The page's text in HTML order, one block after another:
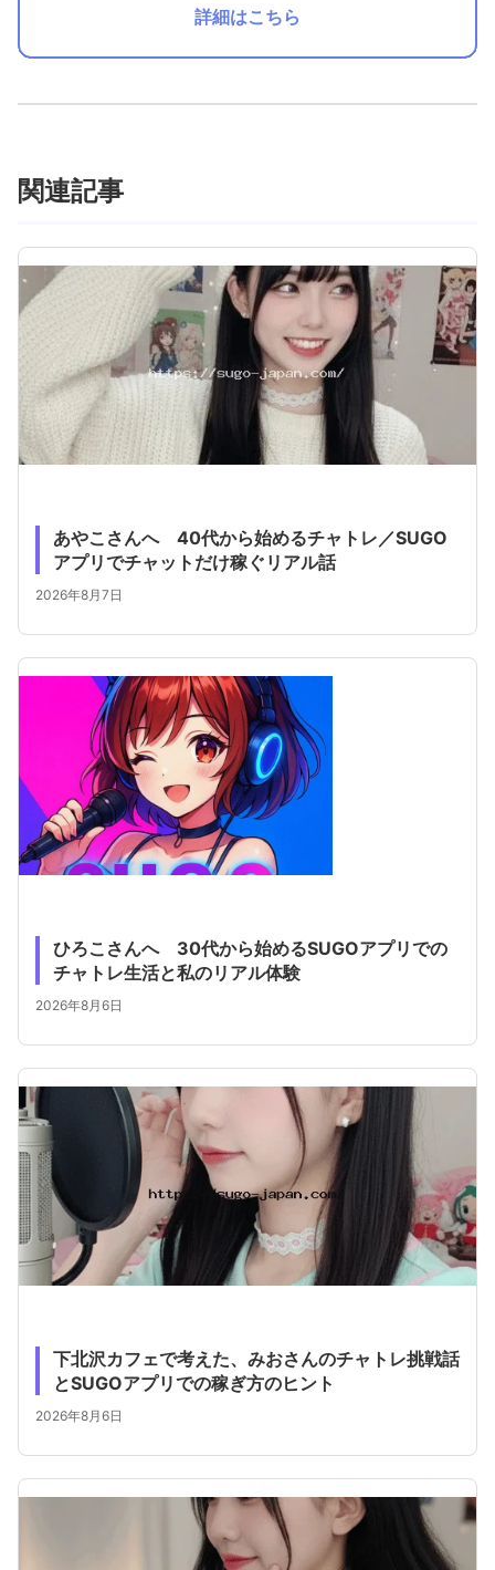
詳細はこちら
関連記事
あやこさんへ 40代から始めるチャトレ／SUGO
アプリでチャットだけ稼ぐリアル話
2026年8月7日
ひろこさんへ 30代から始めるSUGOアプリでの
チャトレ生活と私のリアル体験
2026年8月6日
下北沢カフェで考えた、みおさんのチャトレ挑戦話
とSUGOアプリでの稼ぎ方のヒント
2026年8月6日